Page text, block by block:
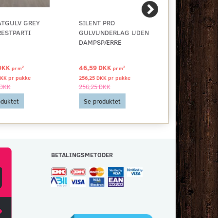
GREY
prm2
prpakke
SILENT PRO
GULVUNDERLAG UDEN
DAMPSPÆRRE
46,59 DKK prm2
256,25 DKK pr pakke
256,25 DKK
Se produktet
BONUS
LYS EG -
65,00 DKK
Se
BETALINGSMETODER